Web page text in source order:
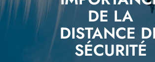
DE LA
DISTANCE
SÉCURITÉ